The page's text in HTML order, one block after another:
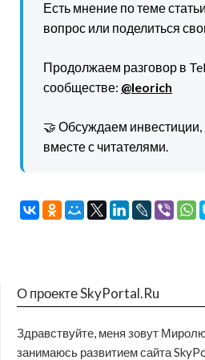
Есть мнение по теме
вопрос или поделиться
Продолжаем разговор в
сообществе: @leorich
🤝 Обсуждаем инвестиции,
вместе с читателями.
О проекте SkyPortal.Ru
Здравствуйте, меня зовут
занимаюсь развитием сайта